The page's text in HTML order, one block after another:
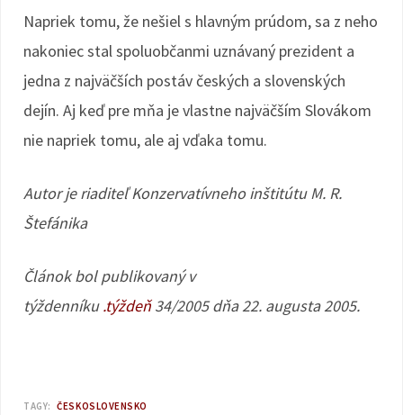
Napriek tomu, že nešiel s hlavným prúdom, sa z neho
nakoniec stal spoluobčanmi uznávaný prezident a
jedna z najväčších postáv českých a slovenských
dejín. Aj keď pre mňa je vlastne najväčším Slovákom
nie napriek tomu, ale aj vďaka tomu.
Autor je riaditeľ Konzervatívneho inštitútu M. R.
Štefánika
Článok bol publikovaný v
týždenníku.týždeň34/2005 dňa 22. augusta 2005.
TAGY: ČESKOSLOVENSKO